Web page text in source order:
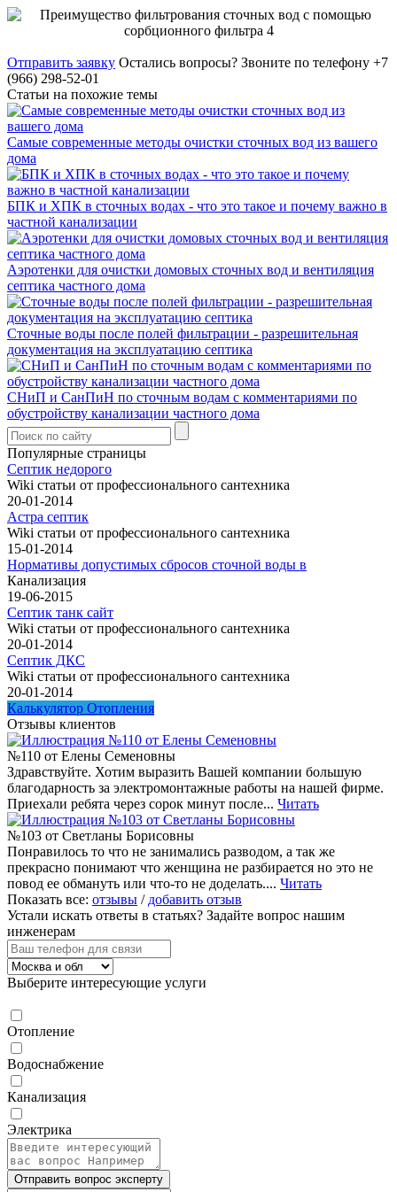
Отправить заявку Остались вопросы? Звоните по телефону +7
(966) 298-52-01
Статьи на похожие темы
Самые современные методы очистки сточных вод из вашего
дома
БПК и ХПК в сточных водах - что это такое и почему важно в
частной канализации
Аэротенки для очистки домовых сточных вод и вентиляция
септика частного дома
Сточные воды после полей фильтрации - разрешительная
документация на эксплуатацию септика
СНиП и СанПиН по сточным водам с комментариями по
обустройству канализации частного дома
Популярные страницы
Септик недорого
Wiki статьи от профессионального сантехника
20-01-2014
Астра септик
Wiki статьи от профессионального сантехника
15-01-2014
Нормативы допустимых сбросов сточной воды в
Канализация
19-06-2015
Септик танк сайт
Wiki статьи от профессионального сантехника
20-01-2014
Септик ДКС
Wiki статьи от профессионального сантехника
20-01-2014
Калькулятор Отопления
Отзывы клиентов
№110 от Елены Семеновны
Здравствуйте. Хотим выразить Вашей компании большую
благодарность за электромонтажные работы на нашей фирме.
Приехали ребята через сорок минут после... Читать
№103 от Светланы Борисовны
Понравилось то что не занимались разводом, а так же
прекрасно понимают что женщина не разбирается но это не
повод ее обмануть или что-то не доделать.... Читать
Показать все: отзывы / добавить отзыв
Устали искать ответы в статьях? Задайте вопрос нашим
инженерам
Выберите интересующие услуги
Отопление
Водоснабжение
Канализация
Электрика
Отправить вопрос эксперту